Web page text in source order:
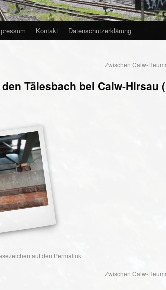
Kontakt Datenschutzerklärung
Zwischen Calw-
Tälesbach bei Calw-Hirsau
auf den Permalink.
Zwischen Calw-